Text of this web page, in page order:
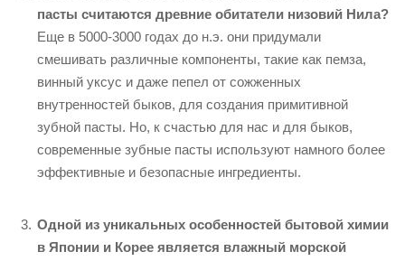
пасты считаются древние обитатели низовий Нила?
Еще в 5000-3000 годах до н.э. они придумали
смешивать различные компоненты, такие как пемза,
винный уксус и даже пепел от сожженных
внутренностей быков, для создания примитивной
зубной пасты. Но, к счастью для нас и для быков,
современные зубные пасты используют намного более
эффективные и безопасные ингредиенты.
Одной из уникальных особенностей бытовой химии
в Японии и Корее является влажный морской